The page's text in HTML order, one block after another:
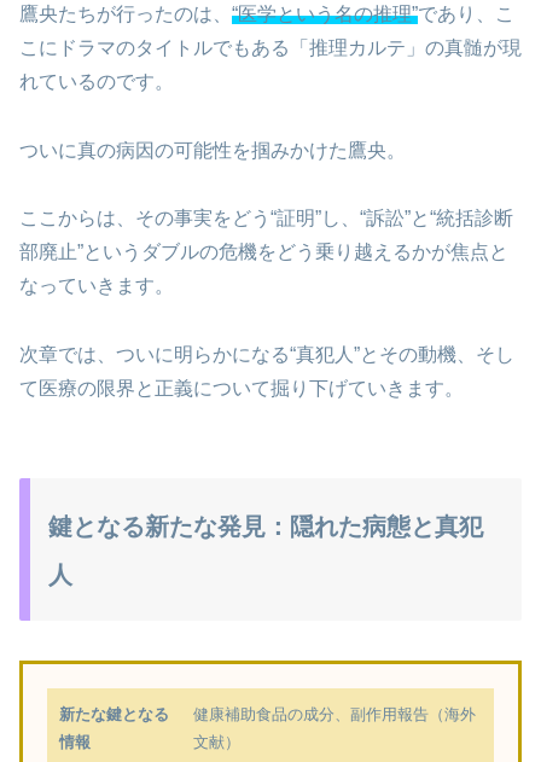
鷹央たちが行ったのは、 “医学という名の推理”であり、こ
こにドラマのタイトルでもある「推理カルテ」の真髄が現
れているのです。
ついに真の病因の可能性を掴みかけた鷹央。
ここからは、その事実をどう“証明”し、“訴訟”と“統括診断
部廃止”というダブルの危機をどう乗り越えるかが焦点と
なっていきます。
次章では、ついに明らかになる“真犯人”とその動機、そし
て医療の限界と正義について掘り下げていきます。
鍵となる新たな発見：隠れた病態と真犯
人
新たな鍵となる
情報
健康補助食品の成分、副作用報告（海外
文献）